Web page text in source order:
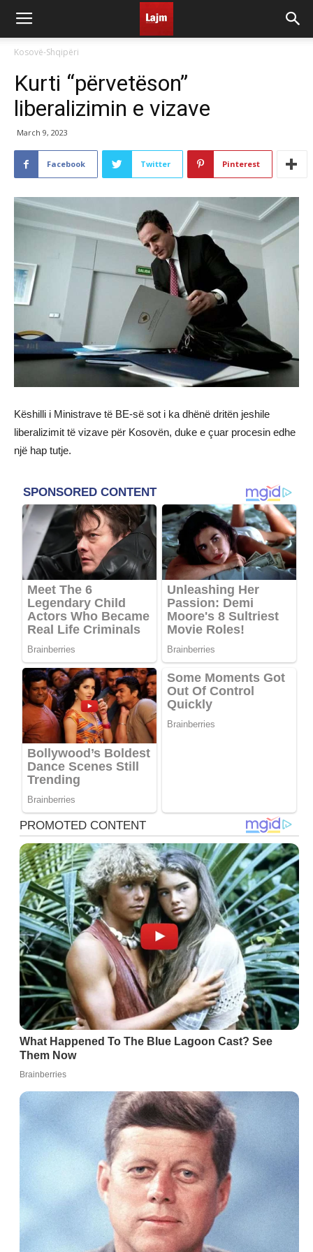
Kosovë-Shqipëri
Kurti “përvetëson”
liberalizimin e vizave
March 9, 2023
Facebook Twitter Pinterest
Këshilli i Ministrave të BE-së sot i ka dhënë dritën jeshile
liberalizimit të vizave për Kosovën, duke e çuar procesin edhe
një hap tutje.